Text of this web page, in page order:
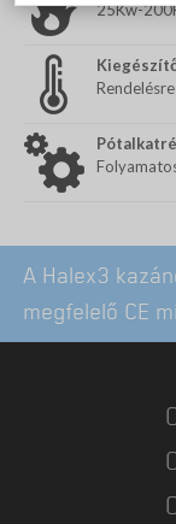
25Kw-
A Halex3
megfelelő CE